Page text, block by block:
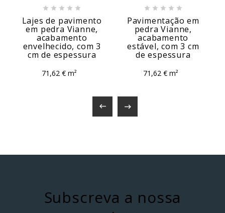
    
Lajes de pavimento
em pedra Vianne,
acabamento
envelhecido, com 3
cm de espessura
71,62 € m²
    
Pavimentação em
pedra Vianne,
acabamento
estável, com 3 cm
de espessura
71,62 € m²
 
Subscreva a nossa